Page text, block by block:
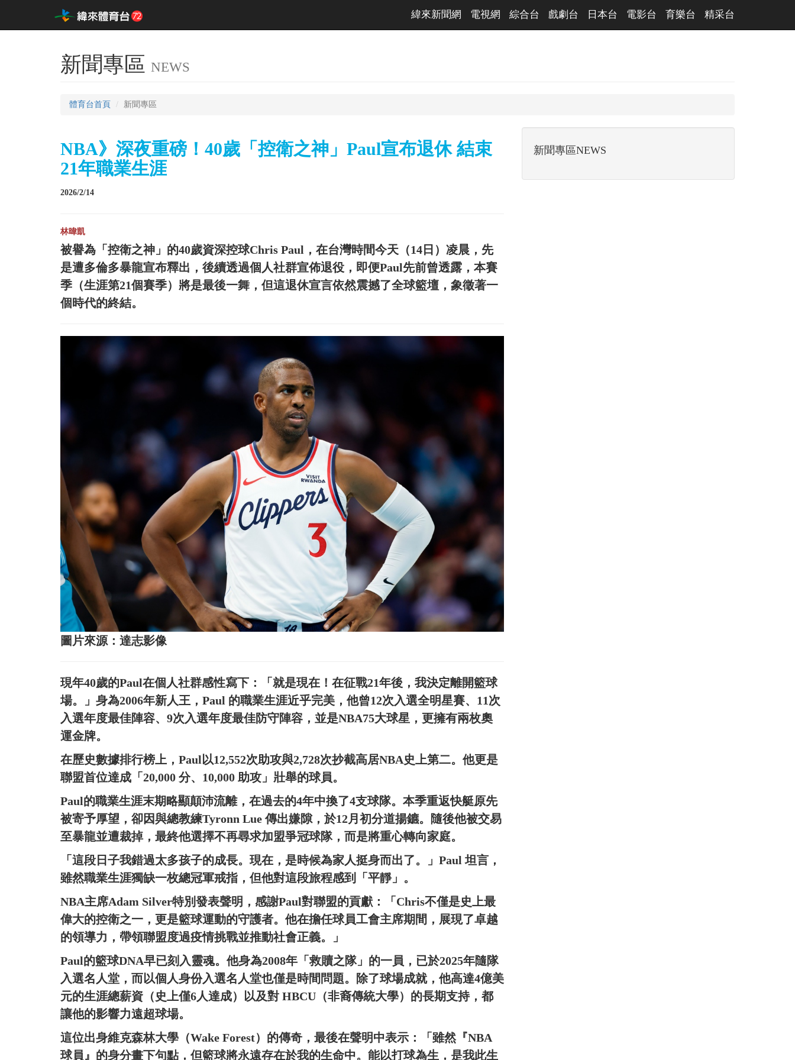
緯來新聞網 電視網 綜合台 戲劇台 日本台 電影台 育樂台 精采台
新聞專區 NEWS
體育台首頁 新聞專區
NBA》深夜重磅！40歲「控衛之神」Paul宣布退休 結束
21年職業生涯
2026/2/14
林暐凱
被譽為「控衛之神」的40歲資深控球Chris Paul，在台灣時間今天（14日）凌晨，先
是遭多倫多暴龍宣布釋出，後續透過個人社群宣佈退役，即便Paul先前曾透露，本賽
季（生涯第21個賽季）將是最後一舞，但這退休宣言依然震撼了全球籃壇，象徵著一
個時代的終結。
圖片來源：達志影像
現年40歲的Paul在個人社群感性寫下：「就是現在！在征戰21年後，我決定離開籃球
場。」身為2006年新人王，Paul 的職業生涯近乎完美，他曾12次入選全明星賽、11次
入選年度最佳陣容、9次入選年度最佳防守陣容，並是NBA75大球星，更擁有兩枚奧
運金牌。
在歷史數據排行榜上，Paul以12,552次助攻與2,728次抄截高居NBA史上第二。他更是
聯盟首位達成「20,000 分、10,000 助攻」壯舉的球員。
Paul的職業生涯末期略顯顛沛流離，在過去的4年中換了4支球隊。本季重返快艇原先
被寄予厚望，卻因與總教練Tyronn Lue 傳出嫌隙，於12月初分道揚鑣。隨後他被交易
至暴龍並遭裁掉，最終他選擇不再尋求加盟爭冠球隊，而是將重心轉向家庭。
「這段日子我錯過太多孩子的成長。現在，是時候為家人挺身而出了。」Paul 坦言，
雖然職業生涯獨缺一枚總冠軍戒指，但他對這段旅程感到「平靜」。
NBA主席Adam Silver特別發表聲明，感謝Paul對聯盟的貢獻：「Chris不僅是史上最
偉大的控衛之一，更是籃球運動的守護者。他在擔任球員工會主席期間，展現了卓越
的領導力，帶領聯盟度過疫情挑戰並推動社會正義。」
Paul的籃球DNA早已刻入靈魂。他身為2008年「救贖之隊」的一員，已於2025年隨隊
入選名人堂，而以個人身份入選名人堂也僅是時間問題。除了球場成就，他高達4億美
元的生涯總薪資（史上僅6人達成）以及對 HBCU（非裔傳統大學）的長期支持，都
讓他的影響力遠超球場。
這位出身維克森林大學（Wake Forest）的傳奇，最後在聲明中表示：「雖然『NBA
球員』的身分畫下句點，但籃球將永遠存在於我的生命中。能以打球為生，是我此生
新聞專區NEWS